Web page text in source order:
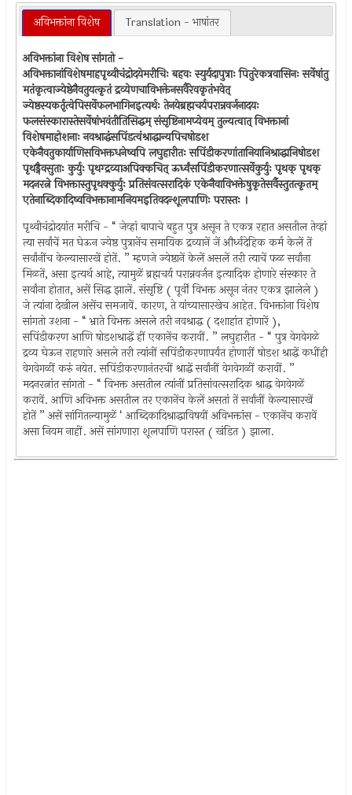
अविभक्तांना विशेष Translation - भाषांतर
अविभक्तांना विशेष सांगतो -
अविभक्तानांविशेषमाहपृथ्वीचंद्रोदयेमरीचिः बहवः स्युर्यदापुत्राः पितुरेकत्रवासिनः सर्वेषांतु
मतंकृत्वाज्येष्ठेनैवतुयत्कृतं द्रव्येणचाविभक्तेनसर्वैरेवकृतंभवेत्
ज्येष्ठस्यकर्तृत्वेपिसर्वेफलभागिनइत्यर्थः तेनयेब्रह्मचर्यपरान्नवर्जनादयः
फलसंस्कारास्तेसर्वेषांभवंतीतिसिद्धम् संसृष्टिनामप्येवम् तुल्यत्वात् विभक्तानां
विशेषमाहोशनाः नवश्राद्धंसपिंडत्वंश्राद्धान्यपिचषोडश
एकेनैवतुकार्याणिसविभक्तधनेष्वपि लघुहारीतः सपिंडीकरणांतानियानिश्राद्धानिषोडश
पृथड्नैवसुताः कुर्युः पृथग्द्रव्याअपिक्कचित् ऊर्ध्वंसपिंडीकरणात्सर्वेकुर्युः पृथक् पृथक्
मदनरत्ने विभक्तास्तुपृथक्कुर्युः प्रतिसंवत्सरादिकं एकेनैवाविभक्तेषुकृतेसर्वैस्तुतत्कृतम्
एतेनाब्दिकादिष्वविभक्तानामनियमइतिवदन्‍शूलपाणिः परास्तः ।
पृथ्वीचंद्रोदयांत मरीचि - “ जेव्हां बापाचे बहुत पुत्र असून ते एकत्र रहात असतील तेव्हां
त्या सर्वांचें मत घेऊन ज्येष्ठ पुत्रानेंच समायिक द्रव्यानें जें और्ध्वदेहिक कर्म केलें तें
सर्वांनींच केल्यासारखें होतें. ” म्हणजे ज्येष्ठानें केलें असलें तरी त्याचें फळ सर्वांना
मिळतें, असा इत्यर्थ आहे, त्यामुळें ब्रह्मचर्य परान्नवर्जन इत्यादिक होणारे संस्कार ते
सर्वांना होतात, असें सिद्ध झालें. संसृष्टि ( पूर्वीं विभक्त असून नंतर एकत्र झालेले )
जे त्यांना देखील असेंच समजावें. कारण, ते यांच्यासारखेच आहेत. विभक्तांना विशेष
सांगतो उशना - “ भ्राते विभक्त असले तरी नवश्राद्ध ( दशाहांत होणारें ),
सपिंडीकरण आणि षोडशश्राद्धें हीं एकानेंच करावीं. ” लघुहारीत - “ पुत्र वेगवेगळे
द्रव्य घेऊन राहणारे असले तरी त्यांनीं सपिंडीकरणापर्यंत होणारीं षोडश श्राद्धें कधींही
वेगवेगळीं करुं नयेत. सपिंडीकरणानंतरचीं श्राद्धें सर्वांनीं वेगवेगळीं करावीं. ”
मदनरत्नांत सांगतो - “ विभक्त असतील त्यांनीं प्रतिसांवत्सरादिक श्राद्ध वेगवेगळें
करावें. आणि अविभक्त असतील तर एकानेंच केलें असतां तें सर्वांनीं केल्यासारखें
होतें ” असें सांगितल्यामुळें ‘ आब्दिकादिश्राद्धाविषयीं अविभक्तांस - एकानेंच करावें
असा नियम नाहीं. असें सांगणारा शूलपाणि परास्त ( खंडित ) झाला.